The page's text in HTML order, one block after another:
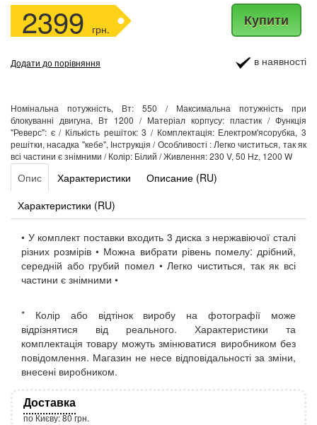
2399 грн.
Додати до порівняння
Купити
в наявності
Номінальна потужність, Вт: 550 / Максимальна потужність при
блокуванні двигуна, Вт 1200 / Матеріал корпусу: пластик / Функція
"Реверс": є / Кількість решіток: 3 / Комплектація: Електром'ясорубка, 3
решітки, насадка "кебе", Інструкція / Особливості : Легко чиститься, так як
всі частини є знімними / Колір: Білий / Живлення: 230 V, 50 Hz, 1200 W
Опис Характеристики
Описание (RU)
Характеристики (RU)
• У комплект поставки входить 3 диска з нержавіючої сталі
різних розмірів • Можна вибрати рівень помелу: дрібний,
середній або грубий помел • Легко чиститься, так як всі
частини є знімними •
* Колір або відтінок виробу на фотографії може
відрізнятися від реального. Характеристики та
комплектація товару можуть змінюватися виробником без
повідомлення. Магазин не несе відповідальності за зміни,
внесені виробником.
Доставка
по Києву: 80 грн.